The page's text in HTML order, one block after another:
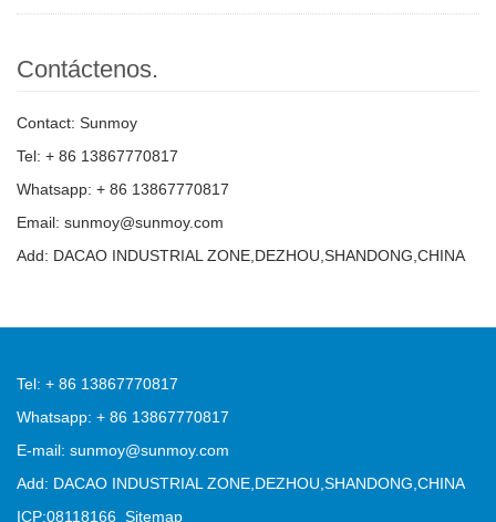
Contáctenos.
Contact: Sunmoy
Tel: + 86 13867770817
Whatsapp: + 86 13867770817
Email: sunmoy@sunmoy.com
Add: DACAO INDUSTRIAL ZONE,DEZHOU,SHANDONG,CHINA
Tel: + 86 13867770817
Whatsapp: + 86 13867770817
E-mail: sunmoy@sunmoy.com
Add: DACAO INDUSTRIAL ZONE,DEZHOU,SHANDONG,CHINA
ICP:08118166 Sitemap